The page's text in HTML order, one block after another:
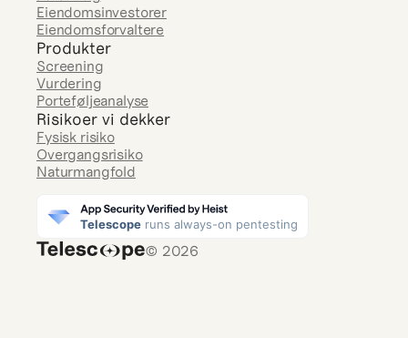
Eiendomsinvestorer
Eiendomsforvaltere
Produkter
Screening
Vurdering
Porteføljeanalyse
Risikoer vi dekker
Overgangsrisiko
Fysisk risiko
Naturmangfold
© 2026